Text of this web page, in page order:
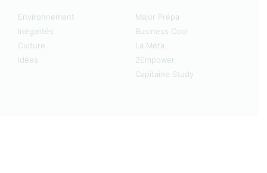
Environnement
Inégalités
Culture
Idées
Major Prépa
Business Cool
La Méta
2Empower
Capitaine Study